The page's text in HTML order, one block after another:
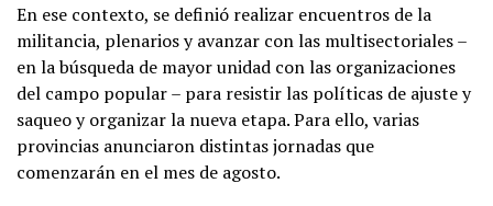
En ese contexto, se definió realizar encuentros de la
militancia, plenarios y avanzar con las multisectoriales –
en la búsqueda de mayor unidad con las organizaciones
del campo popular – para resistir las políticas de ajuste y
saqueo y organizar la nueva etapa. Para ello, varias
provincias anunciaron distintas jornadas que
comenzarán en el mes de agosto.